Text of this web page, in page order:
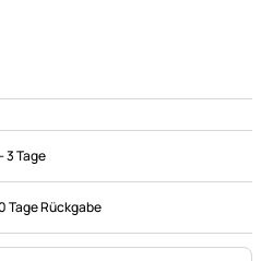
3 Tage
Tage Rückgabe